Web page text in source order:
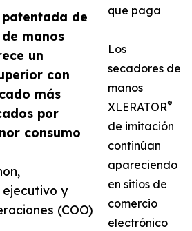
de
manos
un
con
más
por
consumo
y
(COO)
que paga
Los
secadores de
manos
XLERATOR®
de imitación
continúan
apareciendo
en sitios de
comercio
electrónico